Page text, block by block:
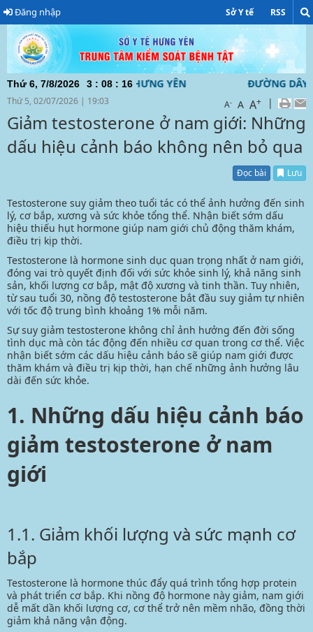
Đăng nhập Sở Y tế RSS
Thứ 6, 7/8/2026 3 : 08 : 17
BỆNH TẬT TỈNH HƯNG YÊN ĐƯỜNG DÂY NÓNG TƯ
Thứ 5, 02/07/2026 | 19:03 A- A A+ |
Giảm testosterone ở nam giới: Những
dấu hiệu cảnh báo không nên bỏ qua
Đọc bài Lưu
Testosterone suy giảm theo tuổi tác có thể ảnh hưởng đến sinh
lý, cơ bắp, xương và sức khỏe tổng thể. Nhận biết sớm dấu
hiệu thiếu hụt hormone giúp nam giới chủ động thăm khám,
điều trị kịp thời.
Testosterone là hormone sinh dục quan trọng nhất ở nam giới,
đóng vai trò quyết định đối với sức khỏe sinh lý, khả năng sinh
sản, khối lượng cơ bắp, mật độ xương và tinh thần. Tuy nhiên,
từ sau tuổi 30, nồng độ testosterone bắt đầu suy giảm tự nhiên
với tốc độ trung bình khoảng 1% mỗi năm.
Sự suy giảm testosterone không chỉ ảnh hưởng đến đời sống
tình dục mà còn tác động đến nhiều cơ quan trong cơ thể. Việc
nhận biết sớm các dấu hiệu cảnh báo sẽ giúp nam giới được
thăm khám và điều trị kịp thời, hạn chế những ảnh hưởng lâu
dài đến sức khỏe.
1. Những dấu hiệu cảnh báo
giảm testosterone ở nam
giới
1.1. Giảm khối lượng và sức mạnh cơ
bắp
Testosterone là hormone thúc đẩy quá trình tổng hợp protein
và phát triển cơ bắp. Khi nồng độ hormone này giảm, nam giới
dễ mất dần khối lượng cơ, cơ thể trở nên mềm nhão, đồng thời
giảm khả năng vận động.